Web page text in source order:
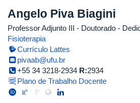
Angelo Piva Biagini
Professor Adjunto III - Doutorado -
Fisioterapia
Currículo Lattes
pivaab@ufu.br
+55 34 3218-2934 R:2934
Plano de Trabalho Docente